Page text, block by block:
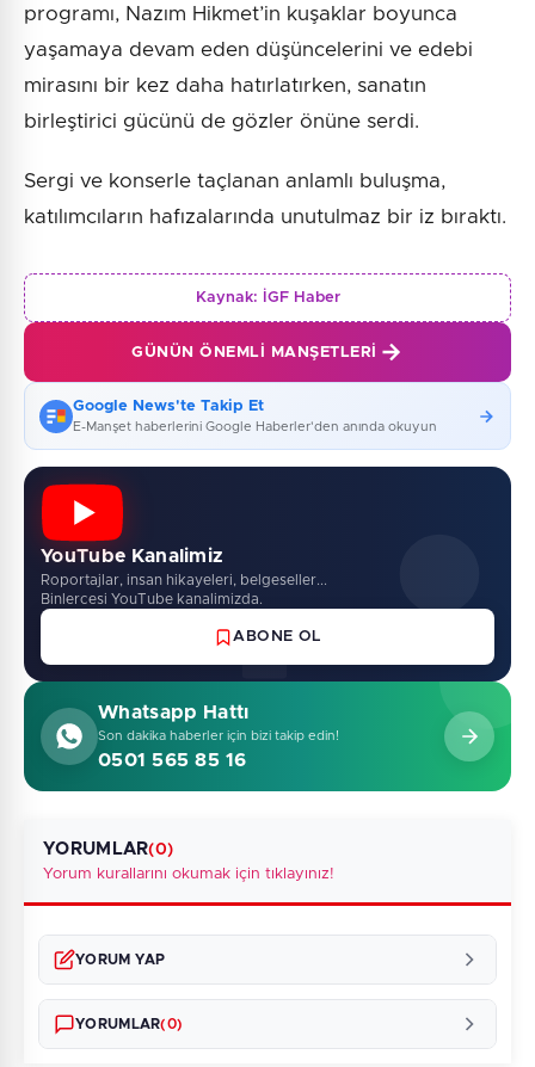
programı, Nazım Hikmet’in kuşaklar boyunca
yaşamaya devam eden düşüncelerini ve edebi
mirasını bir kez daha hatırlatırken, sanatın
birleştirici gücünü de gözler önüne serdi.
Sergi ve konserle taçlanan anlamlı buluşma,
katılımcıların hafızalarında unutulmaz bir iz bıraktı.
Kaynak: İGF Haber
GÜNÜN ÖNEMLI MANŞETLERI
Google News'te Takip Et
E-Manşet haberlerini Google Haberler'den anında okuyun
YouTube Kanalimiz
Roportajlar, insan hikayeleri, belgeseller...
Binlercesi YouTube kanalimizda.
ABONE OL
Whatsapp Hattı
Son dakika haberler için bizi takip edin!
0501 565 85 16
YORUMLAR(0)
Yorum kurallarını okumak için tıklayınız!
YORUM YAP
YORUMLAR(0)